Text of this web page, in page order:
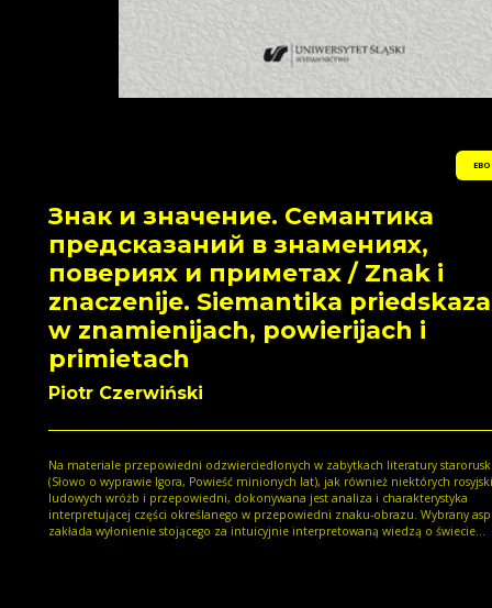
Знак и значение. Семантика
предсказаний в знамениях,
повериях и приметах / Znak i
znaczenije. Siemantika
w znamienijach, powierijach i
primietach
Piotr Czerwiński
Na materiale przepowiedni odzwierciedlonych w zabytkach literatury
(Słowo o wyprawie Igora, Powieść minionych lat), jak również niektórych
ludowych wróżb i przepowiedni, dokonywana jest analiza i charakterystyka
interpretującej części określanego w przepowiedni znaku-obrazu. Wybrany
zakłada wyłonienie stojącego za intuicyjnie interpretowaną wiedzą o świecie